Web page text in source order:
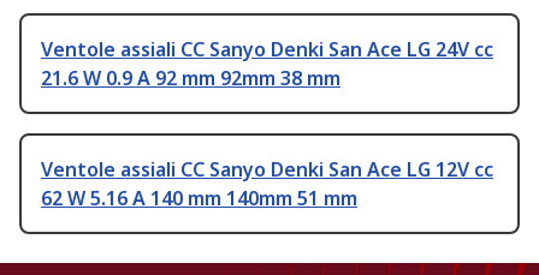
Ventole assiali CC Sanyo Denki San Ace LG 24V cc
21.6 W 0.9 A 92 mm 92mm 38 mm
Ventole assiali CC Sanyo Denki San Ace LG 12V cc
62 W 5.16 A 140 mm 140mm 51 mm